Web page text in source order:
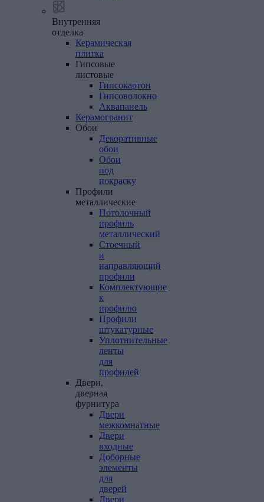
Внутренняя
отделка
Керамическая
плитка
Гипсовые
листовые
Гипсокартон
Гипсоволокно
Аквапанель
Керамогранит
Обои
Декоративные
обои
Обои
под
покраску
Профили
металлические
Потолочный
профиль
металлический
Стоечный
и
направляющий
профили
Комплектующие
к
профилю
Профили
штукатурные
Уплотнительные
ленты
для
профилей
Двери,
дверная
фурнитура
Двери
межкомнатные
Двери
входные
Доборные
элементы
для
дверей
Двери